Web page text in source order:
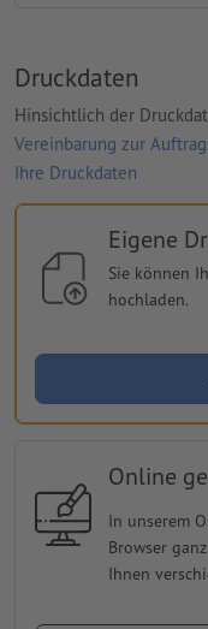
Druckdaten
Hinsichtlich der
Vereinbarung zur
Ihre Druckdaten
Eigene
Sie können
hochladen.
Online
In unserem
Browser
Ihnen